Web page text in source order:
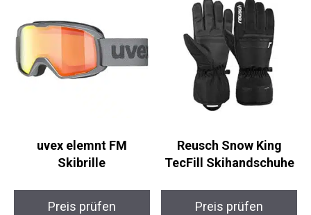
uvex elemnt FM
Skibrille
Preis prüfen
Reusch Snow King
TecFill Skihandschuhe
Preis prüfen